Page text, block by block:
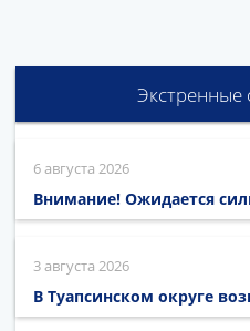
6 августа 2026
Внимание! Ожидается
3 августа 2026
В Туапсинском округе